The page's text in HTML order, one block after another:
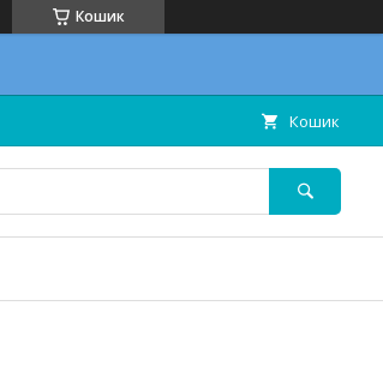
Кошик
Кошик